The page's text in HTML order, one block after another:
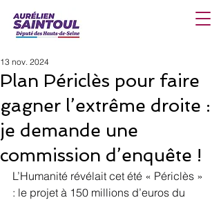
Plan Périclès pour faire
gagner l’extrême droite :
je demande une
commission d’enquête !
13 nov. 2024
L’Humanité révélait cet été « Périclès »
: le projet à 150 millions d’euros du